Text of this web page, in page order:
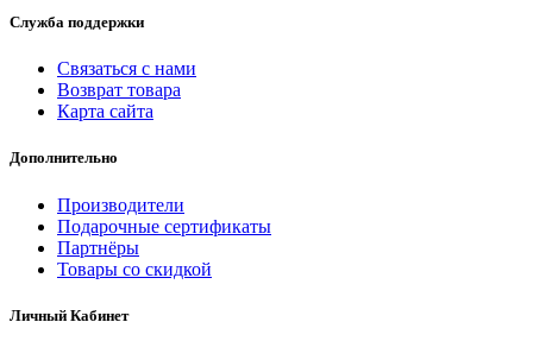
Служба поддержки
Связаться с нами
Возврат товара
Карта сайта
Дополнительно
Производители
Подарочные сертификаты
Партнёры
Товары со скидкой
Личный Кабинет